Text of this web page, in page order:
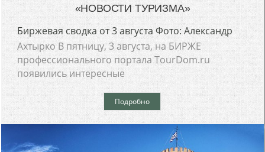
«НОВОСТИ ТУРИЗМА»
Биржевая сводка от 3 августа Фото: Александр
Ахтырко В пятницу, 3 августа, на БИРЖЕ
профессионального портала TourDom.ru
появились интересные
Подробно